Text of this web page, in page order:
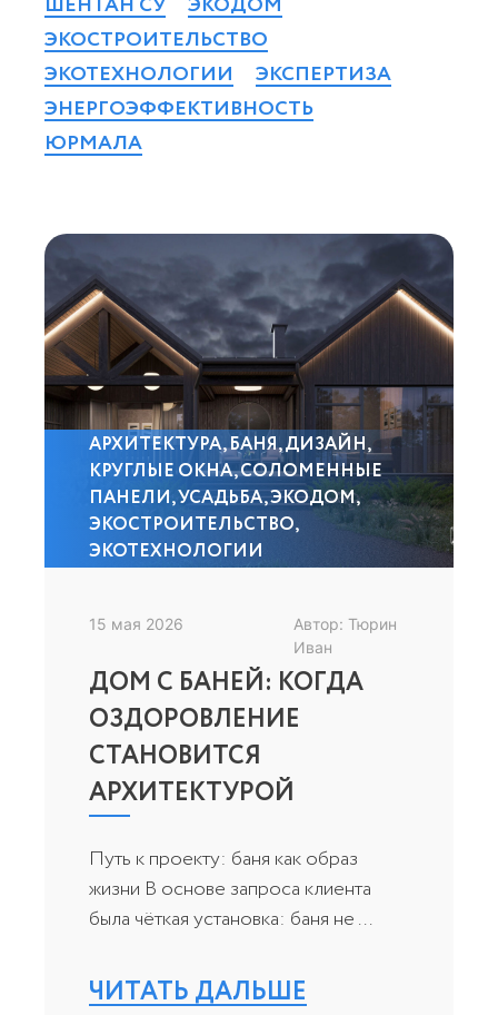
ЭКОСТРОИТЕЛЬСТВО
ЭКОТЕХНОЛОГИИ
ЭКСПЕРТИЗА
ЭНЕРГОЭФФЕКТИВНОСТЬ
ЮРМАЛА
АРХИТЕКТУРА,БАНЯ,ДИЗАЙН,
КРУГЛЫЕ ОКНА,СОЛОМЕННЫЕ
ПАНЕЛИ,УСАДЬБА,ЭКОДОМ,
ЭКОСТРОИТЕЛЬСТВО,
ЭКОТЕХНОЛОГИИ
15 мая 2026
Автор: Тюрин
Иван
ДОМ С БАНЕЙ: КОГДА
ОЗДОРОВЛЕНИЕ
СТАНОВИТСЯ
АРХИТЕКТУРОЙ
Путь к проекту: баня как образ
жизни В основе запроса клиента
была чёткая установка: баня не ...
ЧИТАТЬ ДАЛЬШЕ